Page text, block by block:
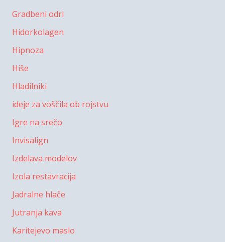
Gradbeni odri
Hidorkolagen
Hipnoza
Hiše
Hladilniki
ideje za voščila ob rojstvu
Igre na srečo
Invisalign
Izdelava modelov
Izola restavracija
Jadralne hlače
Jutranja kava
Karitejevo maslo